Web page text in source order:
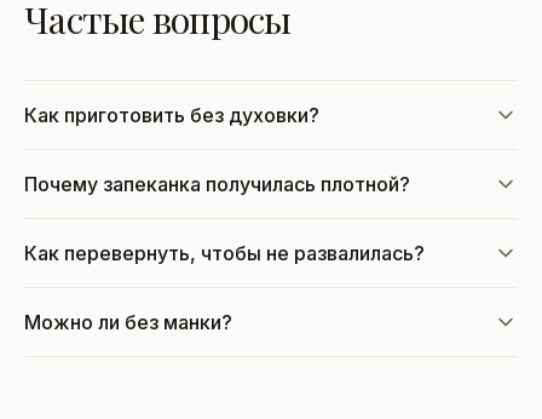
Частые вопросы
Как приготовить без духовки?
Почему запеканка получилась плотной?
Как перевернуть, чтобы не развалилась?
Можно ли без манки?